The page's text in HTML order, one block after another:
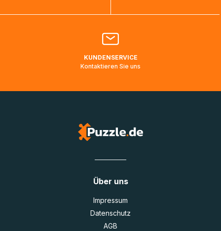
Bitte kontaktieren Sie denKundenservicefalls Ihr Paket
Lieferadressen in Deutschland oder Europa mehrere Tage
KUNDENSERVICE
Kontaktieren Sie uns
Über uns
Impressum
Datenschutz
AGB